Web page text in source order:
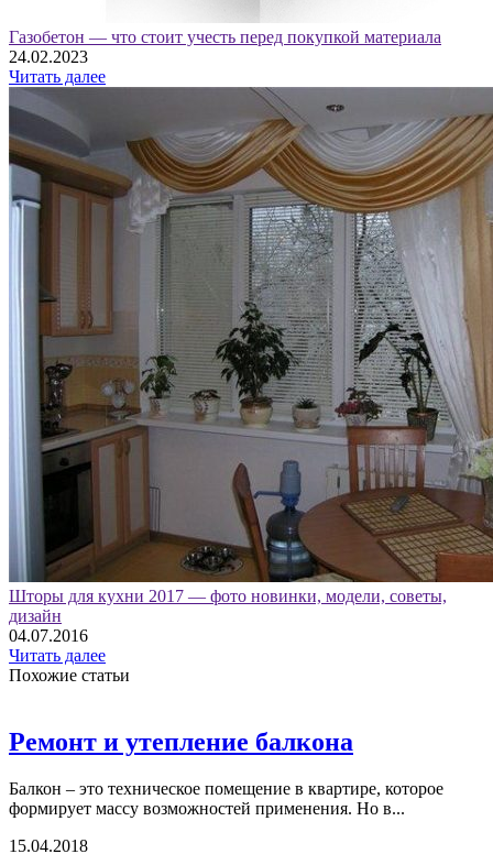
Газобетон — что стоит учесть перед покупкой материала
24.02.2023
Читать далее
Шторы для кухни 2017 — фото новинки, модели, советы,
дизайн
04.07.2016
Читать далее
Похожие статьи
Ремонт и утепление балкона
Балкон – это техническое помещение в квартире, которое
формирует массу возможностей применения. Но в...
15.04.2018